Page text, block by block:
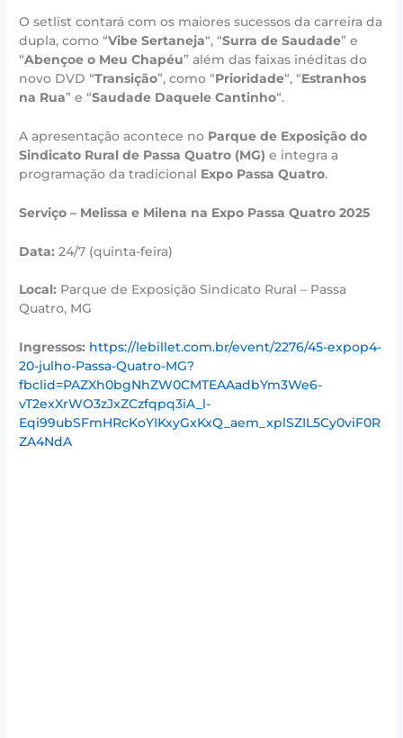
O setlist contará com os maiores sucessos da carreira da
dupla, como “Vibe Sertaneja“, “Surra de Saudade” e
“Abençoe o Meu Chapéu” além das faixas inéditas do
novo DVD “Transição”, como “Prioridade“, “Estranhos
na Rua” e “Saudade Daquele Cantinho“.
A apresentação acontece no Parque de Exposição do
Sindicato Rural de Passa Quatro (MG) e integra a
programação da tradicional Expo Passa Quatro.
Serviço – Melissa e Milena na Expo Passa Quatro 2025
Data: 24/7 (quinta-feira)
Local: Parque de Exposição Sindicato Rural – Passa
Quatro, MG
Ingressos: https://lebillet.com.br/event/2276/45-expop4-
20-julho-Passa-Quatro-MG?
fbclid=PAZXh0bgNhZW0CMTEAAadbYm3We6-
vT2exXrWO3zJxZCzfqpq3iA_l-
Eqi99ubSFmHRcKoYIKxyGxKxQ_aem_xplSZIL5Cy0viF0R
ZA4NdA